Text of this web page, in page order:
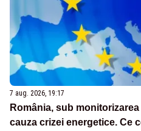
7 aug. 2026, 19:17
România, sub
cauza crizei energetice. Ce